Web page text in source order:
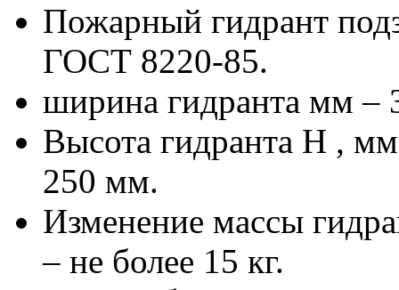
Пожарный гидрант
ГОСТ 8220-85.
ширина гидранта мм –
Высота гидранта Н , мм
250 мм.
Изменение массы
– не более 15 кг.